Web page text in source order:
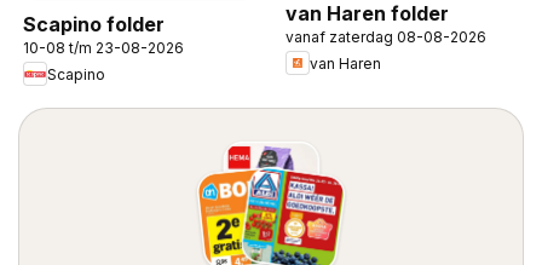
Scapino folder
10-08 t/m 23-08-2026
Scapino
van Haren folder
vanaf zaterdag 08-08-2026
van Haren